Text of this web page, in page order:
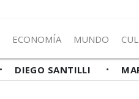
ECONOMÍA MUNDO
DIEGO SANTILLI